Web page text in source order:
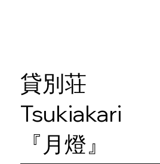
貸別荘
Tsukiakari
『月燈』